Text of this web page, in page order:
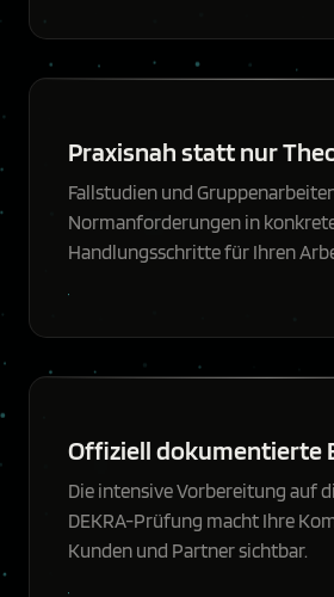
Praxisnah statt nur
Fallstudien und
Normanforderungen in
Handlungsschritte für Ihren
Offiziell dokumentierte
Die intensive Vorbereitung auf
DEKRA-Prüfung macht Ihre
Kunden und Partner sichtbar.